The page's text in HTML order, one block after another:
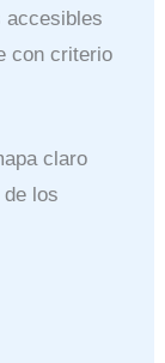
accesibles
con criterio
claro
los